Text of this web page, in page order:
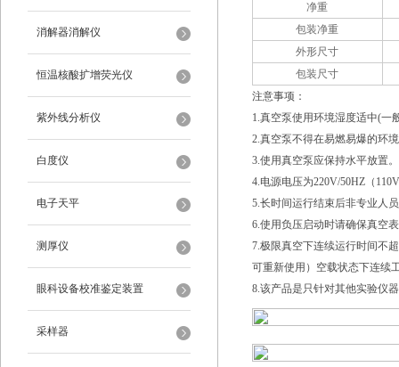
消解器消解仪
恒温核酸扩增荧光仪
紫外线分析仪
白度仪
电子天平
测厚仪
眼科设备校准鉴定装置
采样器
净重
包装净重
外形尺寸
包装尺寸
注意事项：
1.真空泵使用环境湿度适中(一
2.真空泵不得在易燃易爆的环
3.使用真空泵应保持水平放置。
4.电源电压为220V/50HZ（
5.长时间运行结束后非专业人
6.使用负压启动时请确保真空
7.极限真空下连续运行时间不
可重新使用）空载状态下连续
8.该产品是只针对其他实验仪